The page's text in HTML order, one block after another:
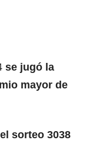
se jugó la
mayor de
sorteo 3038